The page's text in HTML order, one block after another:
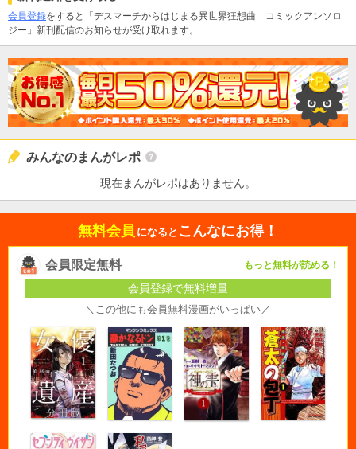
会員登録をすると「デスマーチからはじまる異世界狂想曲 コミックアンソロ
ジー」新刊配信のお知らせが受け取れます。
みんなのまんがレポ
現在まんがレポはありません。
無料会員 になると こんなにお得！
会員限定無料 もっと無料が読める！
会員登録で無料増量
＼この他にも会員無料漫画がいっぱい／